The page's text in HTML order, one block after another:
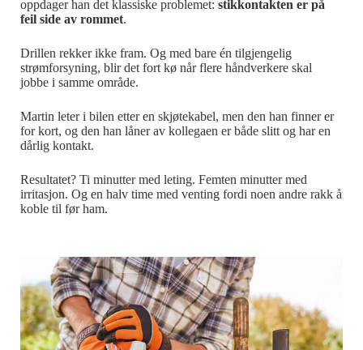
oppdager han det klassiske problemet: stikkontakten er på
feil side av rommet.
Drillen rekker ikke fram. Og med bare én tilgjengelig
strømforsyning, blir det fort kø når flere håndverkere skal
jobbe i samme område.
Martin leter i bilen etter en skjøtekabel, men den han finner er
for kort, og den han låner av kollegaen er både slitt og har en
dårlig kontakt.
Resultatet? Ti minutter med leting. Femten minutter med
irritasjon. Og en halv time med venting fordi noen andre rakk å
koble til før ham.